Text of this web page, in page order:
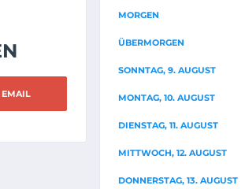
EMAIL
MORGEN
ÜBERMORGEN
SONNTAG, 9. AUGUST
MONTAG, 10. AUGUST
DIENSTAG, 11. AUGUST
MITTWOCH, 12. AUGUST
DONNERSTAG, 13. AUGUST